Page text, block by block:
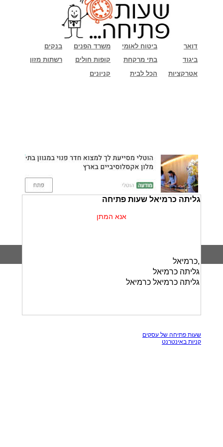
בנקים משרד הפנים ביטוח לאומי
דואר
רשתות מזון
קופות חולים בתי מרקחת
ביגוד
קניונים
הכל לבית אטרקציות
גליתה כרמיאל שעות פתיחה
אנא המתן
,כרמיאל
גליתה כרמיאל
גליתה כרמיאל כרמיאל
שעות פתיחה של עסקים
קניות באינטרנט